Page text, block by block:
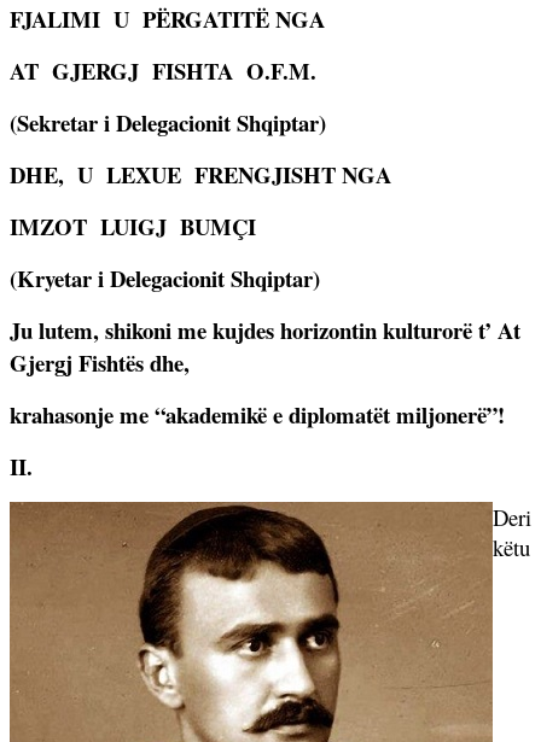
FJALIMI U PËRGATITË NGA
AT GJERGJ FISHTA O.F.M.
(Sekretar i Delegacionit Shqiptar)
DHE, U LEXUE FRENGJISHT NGA
IMZOT LUIGJ BUMÇI
(Kryetar i Delegacionit Shqiptar)
Ju lutem, shikoni me kujdes horizontin kulturorët’ At
Gjergj Fishtës dhe,
krahasonje me “akademikëe diplomatëtmiljonerë”!
II.
Deri
këtu